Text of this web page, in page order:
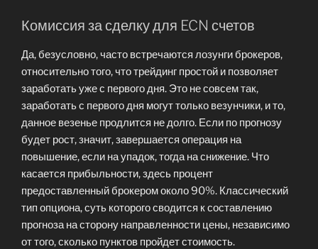
Комиссия за сделку для ECN счетов
Да, безусловно, часто встречаются лозунги брокеров,
относительно того, что трейдинг простой и позволяет
заработать уже с первого дня. Это не совсем так,
заработать с первого дня могут только везунчики, и то,
данное везенье продлится не долго. Если по прогнозу
будет рост, значит, завершается операция на
повышение, если на упадок, тогда на снижение. Что
касается прибыльности, здесь процент
предоставленный брокером около 90%. Классический
тип опциона, суть которого сводится к составлению
прогноза на сторону направленности цены, независимо
от того, сколько пунктов пройдет стоимость.